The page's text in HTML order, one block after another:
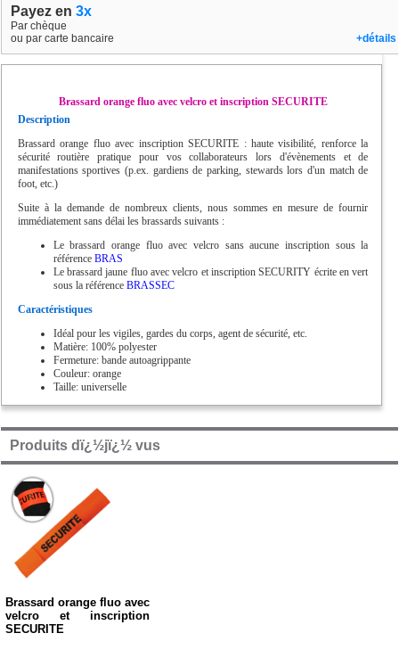
Payez en 3x
Par chèque
ou par carte bancaire
+détails
Brassard orange fluo avec velcro et inscription SECURITE
Description
Brassard orange fluo avec inscription SECURITE : haute visibilité, renforce la
sécurité routière pratique pour vos collaborateurs lors d'évènements et de
manifestations sportives (p.ex. gardiens de parking, stewards lors d'un match de
foot, etc.)
Suite à la demande de nombreux clients, nous sommes en mesure de fournir
immédiatement sans délai les brassards suivants :
Le brassard orange fluo avec velcro sans aucune inscription sous la
référence BRAS
Le brassard jaune fluo avec velcro et inscription SECURITY écrite en vert
sous la référence BRASSEC
Caractéristiques
Idéal pour les vigiles, gardes du corps, agent de sécurité, etc.
Matière: 100% polyester
Fermeture: bande autoagrippante
Couleur: orange
Taille: universelle
Produits dï¿½jï¿½ vus
Brassard orange fluo avec
velcro et inscription
SECURITE